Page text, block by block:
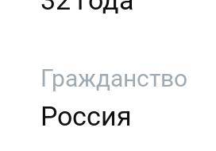
Гражданство
Россия